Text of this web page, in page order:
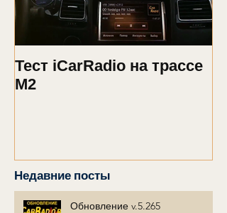
Тест iCarRadio на трассе
M2
Недавние посты
Обновление v.5.265